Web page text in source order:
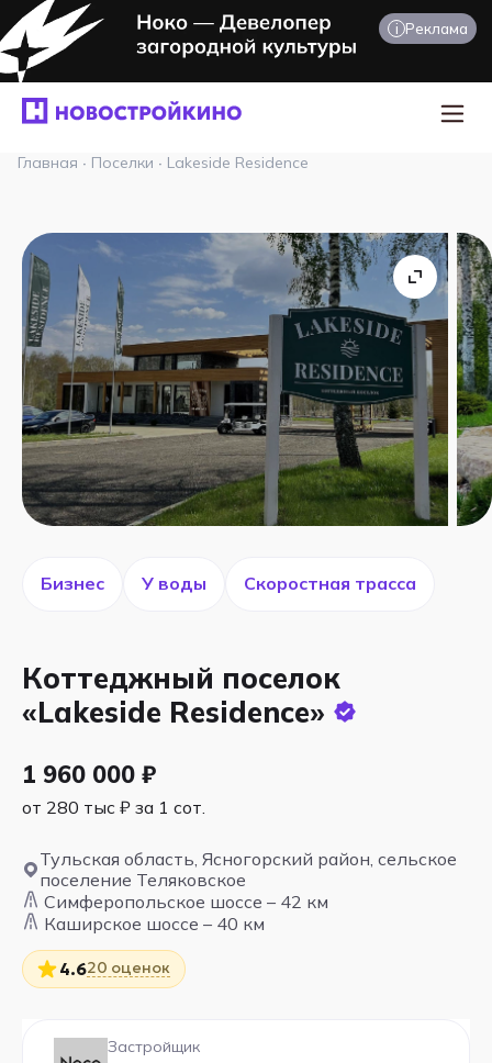
i Реклама
Главная · Поселки · Lakeside Residence
Коттеджный поселок
«Lakeside Residence»
1 960 000 ₽
от 280 тыс ₽ за 1 сот.
Тульская область, Ясногорский район, сельское
поселение Теляковское
Симферопольское шоссе – 42 км
Каширское шоссе – 40 км
4.620 оценок
Бизнес У воды Скоростная трасса
Застройщик